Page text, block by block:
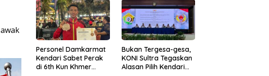
Personel Damkarmat
Kendari Sabet Perak
di 6th Kun Khmer
Bukan Tergesa-gesa,
KONI Sultra Tegaskan
Alasan Pilih Kendari